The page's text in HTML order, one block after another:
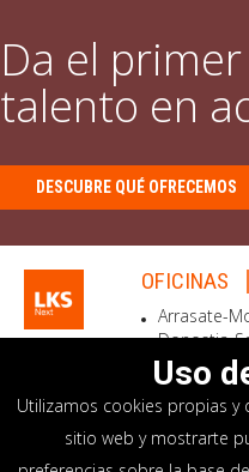
Da el
talento en
DESCUBRE QUÉ OFRECEMOS
OFICINAS
Arrasate-
Donostia-
Madrid
SEDE SOCIAL
Goiru, 7
Uso
Utilizamos cookies propias y
sitio web y mostrarte